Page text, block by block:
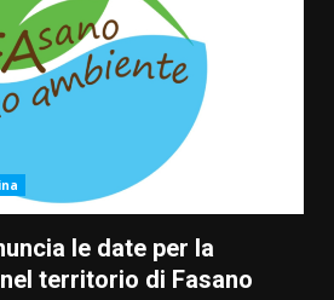
le date per la
territorio di Fasano